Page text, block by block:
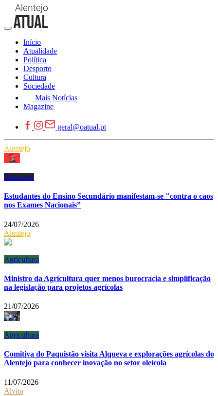
Início
Atualidade
Política
Desporto
Cultura
Sociedade
Mais Notícias
Magazine
geral@oatual.pt
Alentejo
Educação
Estudantes do Ensino Secundário manifestam-se "contra o caos
nos Exames Nacionais”
24/07/2026
Alentejo
Agricultura
Ministro da Agricultura quer menos burocracia e simplificação
na legislação para projetos agrícolas
21/07/2026
Agricultura
Comitiva do Paquistão visita Alqueva e explorações agrícolas do
Alentejo para conhecer inovação no setor oleícola
11/07/2026
Alvito